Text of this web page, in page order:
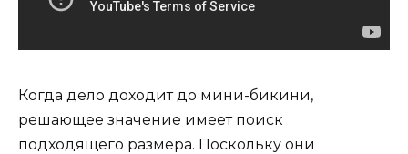
Когда дело доходит до мини-бикини,
решающее значение имеет поиск
подходящего размера. Поскольку они